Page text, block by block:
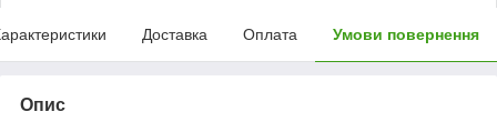
Доставка Оплата Умови повернення
Опис